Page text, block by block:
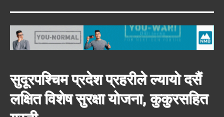
सुदूरपश्चिम प्रदेश प्रहरीले ल्यायो दसैं
लक्षित विशेष सुरक्षा योजना, कुकुरसहित